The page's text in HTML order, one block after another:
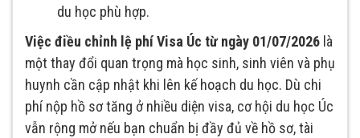
du học phù hợp.
Việc điều chỉnh lệ phí Visa Úc từ ngày 01/07/2026 là
một thay đổi quan trọng mà học sinh, sinh viên và phụ
huynh cần cập nhật khi lên kế hoạch du học. Dù chi
phí nộp hồ sơ tăng ở nhiều diện visa, cơ hội du học Úc
vẫn rộng mở nếu bạn chuẩn bị đầy đủ về hồ sơ, tài